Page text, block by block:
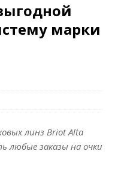
марки
линз Briot Alta
любые заказы на очки